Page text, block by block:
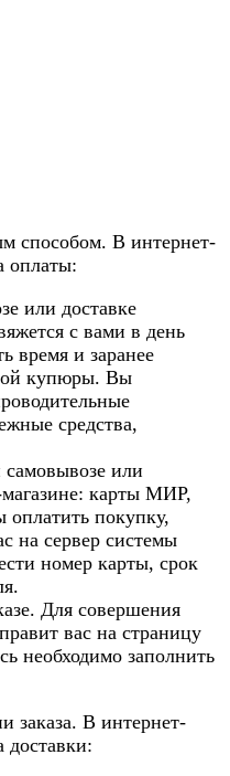
способом. В интернет-
оплаты:
или доставке
с вами в день
время и заранее
купюры. Вы
средства,
или
карты МИР,
покупку,
на сервер системы
номер карты, срок
Для совершения
вас на страницу
необходимо заполнить
заказа. В интернет-
доставки: